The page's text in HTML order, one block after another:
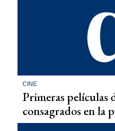
CINE
Primeras películas
consagrados en la